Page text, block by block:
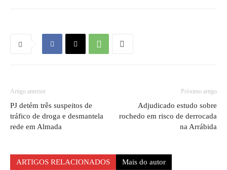
Artigo anterior
PJ detém três suspeitos de
tráfico de droga e desmantela
rede em Almada
Próximo artigo
Adjudicado estudo sobre
rochedo em risco de derrocada
na Arrábida
ARTIGOS RELACIONADOS Mais do autor